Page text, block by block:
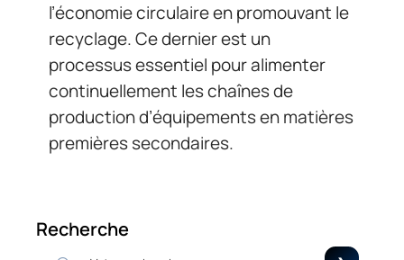
l’économie circulaire en promouvant le
recyclage. Ce dernier est un
processus essentiel pour alimenter
continuellement les chaînes de
production d’équipements en matières
premières secondaires.
Recherche